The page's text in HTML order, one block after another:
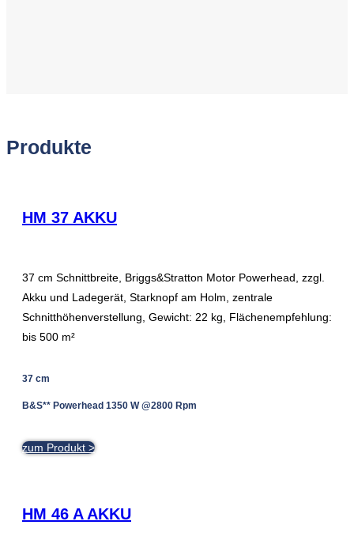
Produkte
HM 37 AKKU
37 cm Schnittbreite, Briggs&Stratton Motor Powerhead, zzgl.
Akku und Ladegerät, Starknopf am Holm, zentrale
Schnitthöhenverstellung, Gewicht: 22 kg, Flächenempfehlung:
bis 500 m²
37 cm
B&S** Powerhead 1350 W @2800 Rpm
zum Produkt >
HM 46 A AKKU